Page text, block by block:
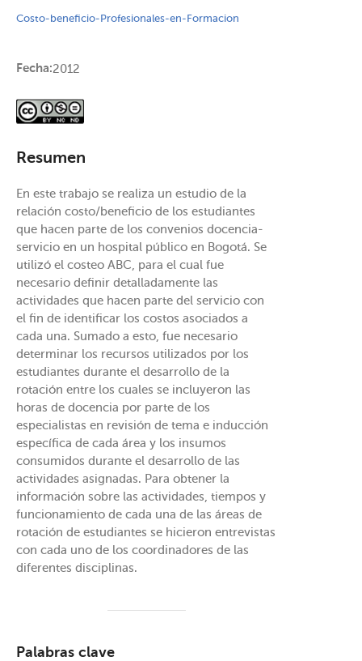
Costo-beneficio-Profesionales-en-Formacion
Fecha:2012
Resumen
En este trabajo se realiza un estudio de la
relación costo/beneficio de los estudiantes
que hacen parte de los convenios docencia-
servicio en un hospital público en Bogotá. Se
utilizó el costeo ABC, para el cual fue
necesario definir detalladamente las
actividades que hacen parte del servicio con
el fin de identificar los costos asociados a
cada una. Sumado a esto, fue necesario
determinar los recursos utilizados por los
estudiantes durante el desarrollo de la
rotación entre los cuales se incluyeron las
horas de docencia por parte de los
especialistas en revisión de tema e inducción
específica de cada área y los insumos
consumidos durante el desarrollo de las
actividades asignadas. Para obtener la
información sobre las actividades, tiempos y
funcionamiento de cada una de las áreas de
rotación de estudiantes se hicieron entrevistas
con cada uno de los coordinadores de las
diferentes disciplinas.
Palabras clave